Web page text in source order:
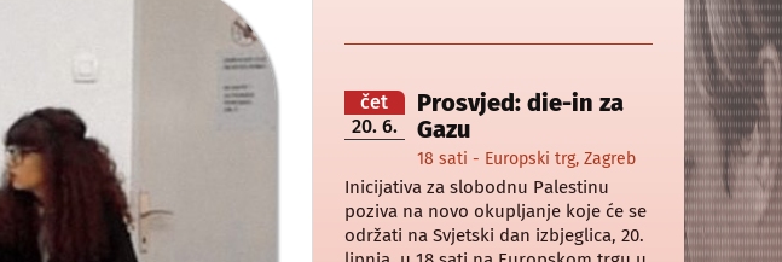
čet
20. 6.
Prosvjed: die-in za
Gazu
18 sati - Europski trg, Zagreb
Inicijativa za slobodnu Palestinu
poziva na novo okupljanje koje će se
održati na Svjetski dan izbjeglica, 20.